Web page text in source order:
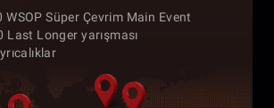
WSOP Süper Çevrim Main Event
Last Longer yarışması